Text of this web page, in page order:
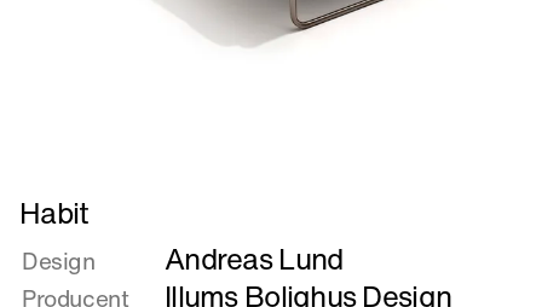
Læs
mere
om
Habit
Habit
Design Andreas Lund
Producent
Illums Bolighus Design